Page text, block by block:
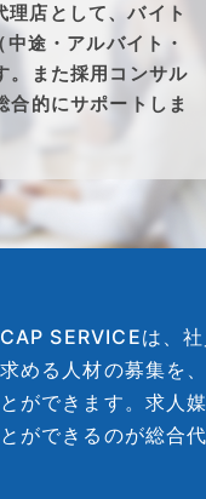
店として、バイト
途・アルバイト・
。また採用コンサル
合的にサポートしま
CAP SERVICEは、
求める人材の募集を
とができます。求人
とができるのが総合